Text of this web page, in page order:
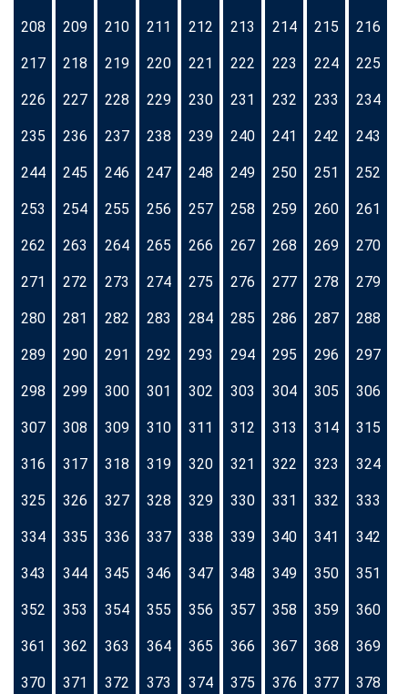
208 209 210 211 212 213 214 215 216
217 218 219 220 221 222 223 224 225
226 227 228 229 230 231 232 233 234
235 236 237 238 239 240 241 242 243
244 245 246 247 248 249 250 251 252
253 254 255 256 257 258 259 260 261
262 263 264 265 266 267 268 269 270
271 272 273 274 275 276 277 278 279
280 281 282 283 284 285 286 287 288
289 290 291 292 293 294 295 296 297
298 299 300 301 302 303 304 305 306
307 308 309 310 311 312 313 314 315
316 317 318 319 320 321 322 323 324
325 326 327 328 329 330 331 332 333
334 335 336 337 338 339 340 341 342
343 344 345 346 347 348 349 350 351
352 353 354 355 356 357 358 359 360
361 362 363 364 365 366 367 368 369
370 371 372 373 374 375 376 377 378